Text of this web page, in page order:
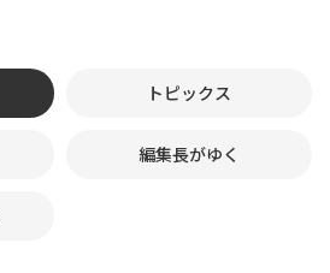
トピックス
編集長がゆく